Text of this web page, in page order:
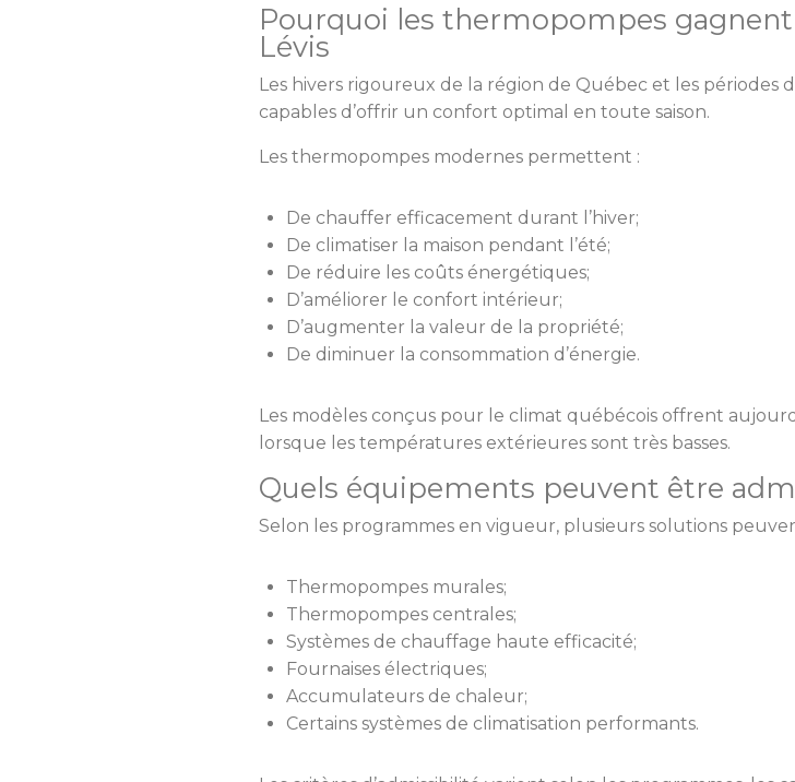
Pourquoi les thermopompes
Lévis
Les hivers rigoureux de la région de Québec et les périodes
capables d’offrir un confort optimal en toute saison.
Les thermopompes modernes permettent :
De chauffer efficacement durant l’hiver;
De climatiser la maison pendant l’été;
De réduire les coûts énergétiques;
D’améliorer le confort intérieur;
D’augmenter la valeur de la propriété;
De diminuer la consommation d’énergie.
Les modèles conçus pour le climat québécois offrent
lorsque les températures extérieures sont très basses.
Quels équipements peuvent être
Selon les programmes en vigueur, plusieurs solutions
Thermopompes murales;
Thermopompes centrales;
Systèmes de chauffage haute efficacité;
Fournaises électriques;
Accumulateurs de chaleur;
Certains systèmes de climatisation performants.